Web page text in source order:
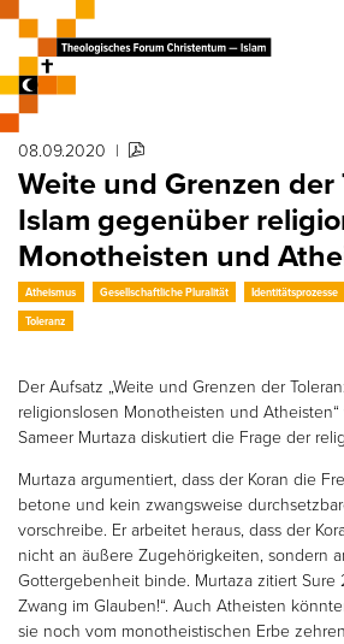
08.09.2020 |
Weite und Grenzen der
Islam gegenüber
Monotheisten und
Atheismus Gesellschaftliche Pluralität Identitätsprozesse
Toleranz
Der Aufsatz „Weite und Grenzen der
religionslosen Monotheisten und
Sameer Murtaza diskutiert die Frage der
Murtaza argumentiert, dass der Koran die
betone und kein zwangsweise
vorschreibe. Er arbeitet heraus, dass der
nicht an äußere Zugehörigkeiten, sondern
Gottergebenheit binde. Murtaza zitiert Sure
Zwang im Glauben!“. Auch Atheisten
sie noch vom monotheistischen Erbe